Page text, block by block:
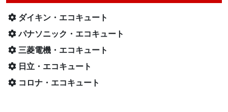
ダイキン・エコキュート
パナソニック・エコキュート
三菱電機・エコキュート
日立・エコキュート
コロナ・エコキュート